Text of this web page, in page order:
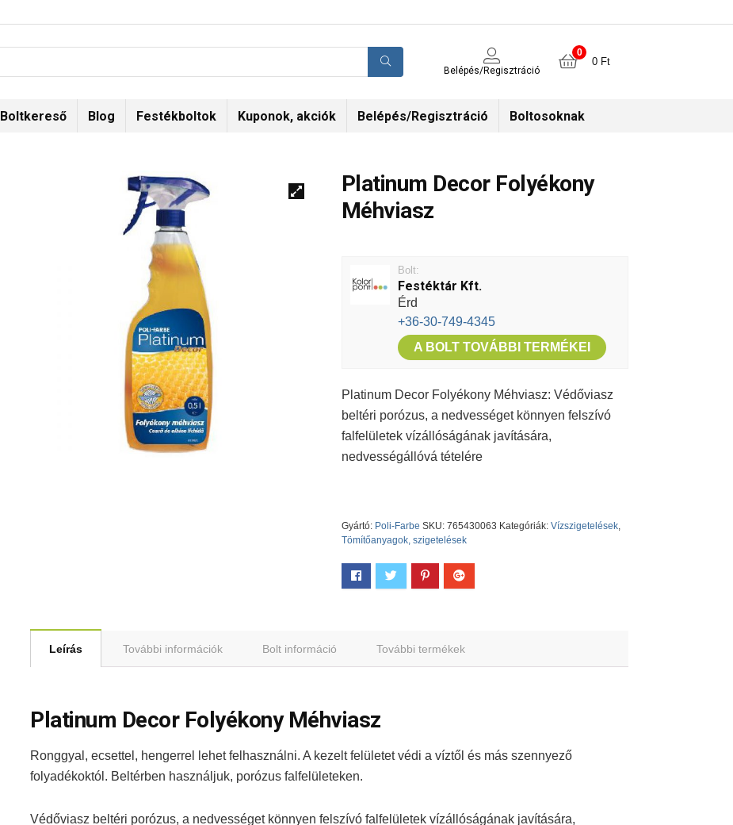
Belépés/Regisztráció
0
0 Ft
Boltkereső Blog Festékboltok Kuponok, akciók Belépés/Regisztráció Boltosoknak
Platinum Decor Folyékony
Méhviasz
Bolt:
Festéktár Kft.
Érd
+36-30-749-4345
A BOLT TOVÁBBI TERMÉKEI
Platinum Decor Folyékony Méhviasz: Védőviasz
beltéri porózus, a nedvességet könnyen felszívó
falfelületek vízállóságának javítására,
nedvességállóvá tételére
Gyártó: Poli-Farbe SKU: 765430063 Kategóriák: Vízszigetelések,
Tömítőanyagok, szigetelések
Leírás További információk Bolt információ További termékek
Platinum Decor Folyékony Méhviasz
Ronggyal, ecsettel, hengerrel lehet felhasználni. A kezelt felületet védi a víztől és más szennyező
folyadékoktól. Beltérben használjuk, porózus falfelületeken.
Védőviasz beltéri porózus, a nedvességet könnyen felszívó falfelületek vízállóságának javítására,